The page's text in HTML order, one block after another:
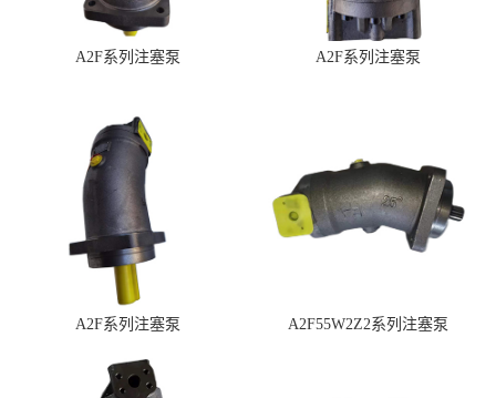
A2F系列注塞泵 A2F系列注塞泵
A2F系列注塞泵 A2F55W2Z2系列注塞泵